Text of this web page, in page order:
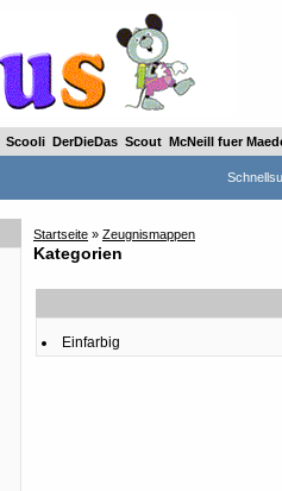
Scooli DerDieDas Scout McNeill fuer
Startseite » Zeugnismappen
Kategorien
Einfarbig